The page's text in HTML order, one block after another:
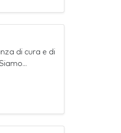
di cura e di